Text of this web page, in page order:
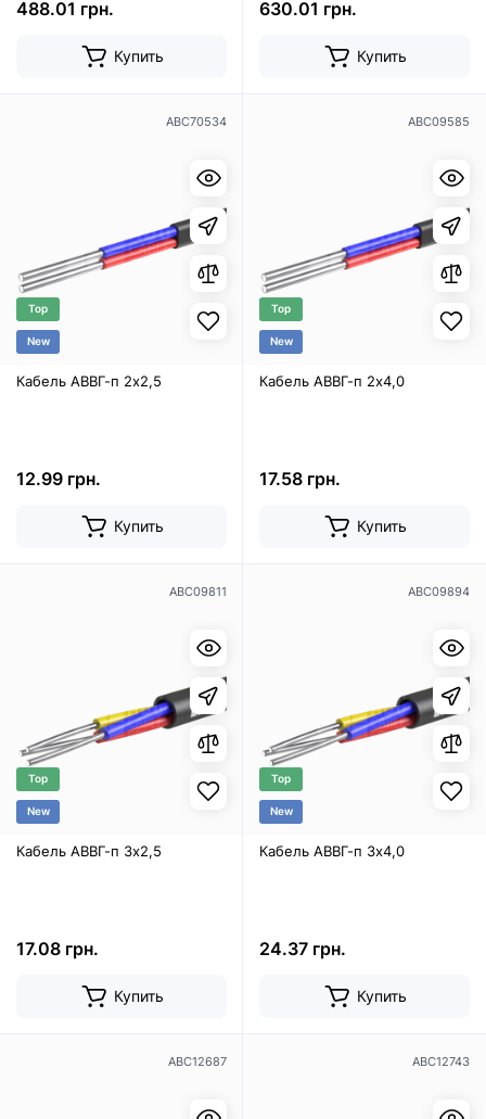
488.01 грн.
Купить
630.01 грн.
Купить
ABC70534
Top
New
Кабель АВВГ-п 2х2,5
12.99 грн.
Купить
ABC09585
Top
New
Кабель АВВГ-п 2х4,0
17.58 грн.
Купить
ABC09811
Top
New
Кабель АВВГ-п 3х2,5
17.08 грн.
Купить
ABC09894
Top
New
Кабель АВВГ-п 3х4,0
24.37 грн.
Купить
ABC12687 ABC12743